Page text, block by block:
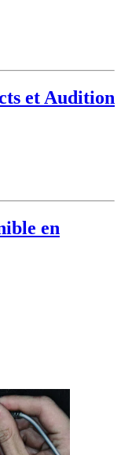
et Audition
en